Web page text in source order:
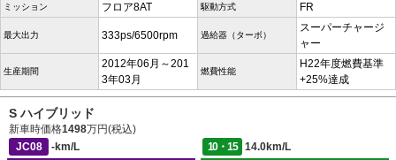
ミッション フロア8AT 駆動方式 FR
最大出力 333ps/6500rpm 過給器（ターボ）
スーパーチャージ
ャー
生産期間
2012年06月～201
3年03月
燃費性能
H22年度燃費基準
+25%達成
S ハイブリッド
新車時価格1498万円(税込)
JC08
-km/L 10・15
14.0km/L